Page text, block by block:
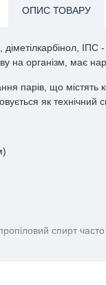
ОПИС ТОВАРУ
на організм, має
парів, що
як технічний
спирт